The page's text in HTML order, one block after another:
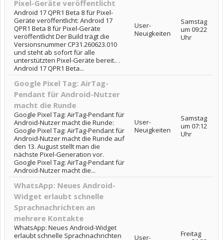
Pixel-Geräte veröffentlicht
Android 17 QPR1 Beta 8 für Pixel-
Geräte veröffentlicht: Android 17
QPR1 Beta 8 für Pixel-Geräte
veröffentlicht Der Build trägt die
Versionsnummer CP31.260623.010
und steht ab sofort für alle
unterstützten Pixel-Geräte bereit.. .
Android 17 QPR1 Beta...
User-
Neuigkeiten
Samstag
um 09:22
Uhr
Google Pixel Tag: AirTag-
Pendant für Android-Nutzer
macht die Runde
Google Pixel Tag: AirTag-Pendant für
Android-Nutzer macht die Runde:
Google Pixel Tag: AirTag-Pendant für
Android-Nutzer macht die Runde auf
den 13. August stellt man die
nächste Pixel-Generation vor.
Google Pixel Tag: AirTag-Pendant für
Android-Nutzer macht die...
User-
Neuigkeiten
Samstag
um 07:12
Uhr
WhatsApp: Neues Android-
Widget erlaubt schnelle
Sprachnachrichten an
mehrere Kontakte
WhatsApp: Neues Android-Widget
erlaubt schnelle Sprachnachrichten
User-
Freitag